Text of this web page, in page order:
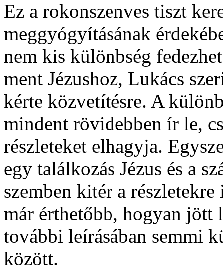
Ez a rokonszenves tiszt
meggyógyításának
nem kis különbség
ment Jézushoz, Lukács
kérte közvetítésre. A
mindent rövidebben ír le,
részleteket elhagyja.
egy találkozás Jézus és a
szemben kitér a
már érthetőbb, hogyan jött
további leírásában semmi
között.